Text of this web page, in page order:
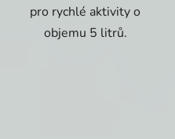
pro rychlé aktivity o
objemu 5 litrů.